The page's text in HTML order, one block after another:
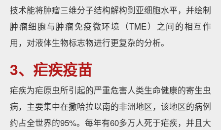
技术能将肿瘤三维分子结构解构到亚细胞水平，并绘制
肿瘤细胞与肿瘤免疫微环境（TME）之间的相互作
用，对液体生物标志物进行更复杂的分析。
3、疟疾疫苗
疟疾为疟原虫所引起的严重危害人类生命健康的寄生虫
病，主要集中在撒哈拉以南的非洲地区，该地区的病例
约占全世界的95%。每年有60多万人死于疟疾，并且大